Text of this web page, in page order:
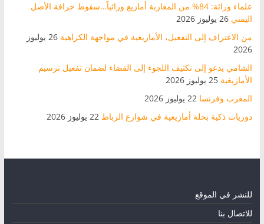
علماء وراثة: 84% من المغاربة أمازيغ وراثياً…سقوط خرافة الأصل
اليمني 26 يوليوز 2026
من الاعتراف إلى التفعيل، الأمازيغية في مواجهة الكراهية
26 يوليوز
2026
الشامي يدعو إلى تكثيف اللجوء إلى القضاء لضمان تفعيل ترسيم
الأمازيغية 25 يوليوز 2026
المغرب وفرنسا 22 يوليوز 2026
دوريات ذكية بحلة أمازيغية في شوارع الرباط 22 يوليوز 2026
للنشر في الموقع
للاتصال بنا